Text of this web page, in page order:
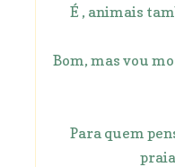
É , animais
Bom, mas vou
Para quem